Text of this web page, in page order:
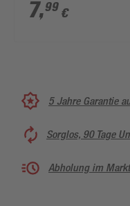
- 1,75
7,99 €
5 Jahre Garantie
Sorglos, 90 Tage
Abholung im